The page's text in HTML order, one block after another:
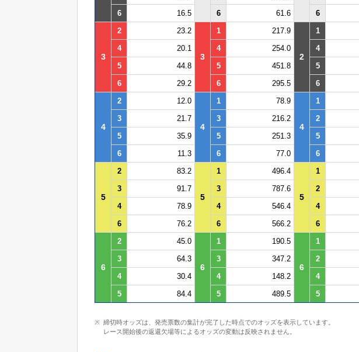
6
16.5 6 61.6 6
3
2 23.2
3
1 217.9
2
1
4
20.1 4 254.0 4
5
44.8 5 451.8 5
6
29.2 6 295.5 6
4
2 12.0
4
1 78.9
4
1
3
21.7 3 216.2 2
5
35.9 5 251.3 5
6
11.3 6 77.0 6
5
2 83.2
5
1 496.4
5
1
3
91.7 3 787.6 2
4
78.9 4 546.4 4
6
76.2 6 566.2 6
6
2 45.0
6
1 190.5
6
1
3
64.3 3 347.2 2
4
30.4 4 148.2 4
5
84.4 5 489.5 5
締切時オッズは、発売票数の集計が完了した時点でのオッズを表示しています。
レース開始後の返還欠場等によるオッズの変動は反映されません。